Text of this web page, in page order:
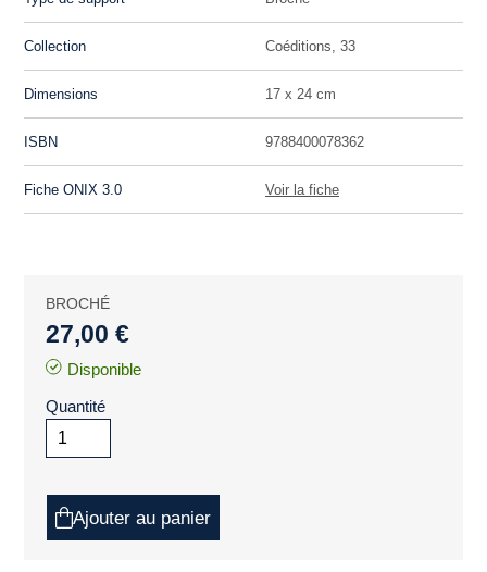
Collection Coéditions, 33
Dimensions 17 x 24 cm
ISBN 9788400078362
Fiche ONIX 3.0 Voir la fiche
BROCHÉ
27,00 €
Disponible
Quantité
Ajouter au panier